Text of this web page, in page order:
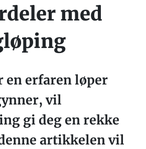
med
en erfaren løper
vil
gi deg en rekke
artikkelen vil